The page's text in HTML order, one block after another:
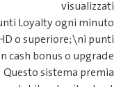
operatori
guardando tavoli Live
essere convertiti
a camere VR